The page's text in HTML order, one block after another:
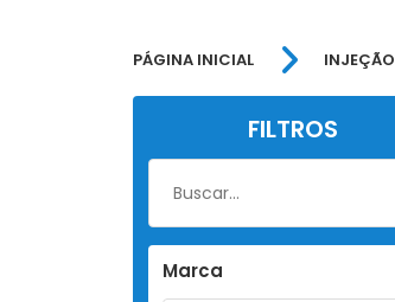
PÁGINA INICIAL INJEÇÃO
FILTROS
Marca